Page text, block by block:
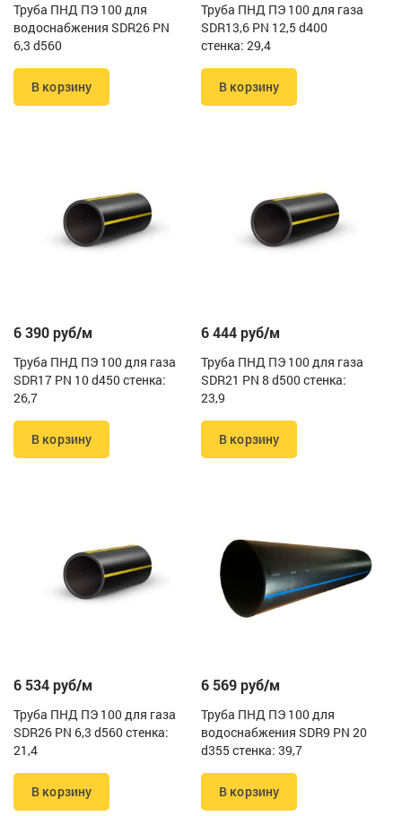
Труба ПНД ПЭ 100 для
водоснабжения SDR26 PN
6,3 d560
В корзину
Труба ПНД ПЭ 100 для газа
SDR13,6 PN 12,5 d400
стенка: 29,4
В корзину
6 390 руб/м
Труба ПНД ПЭ 100 для газа
SDR17 PN 10 d450 стенка:
26,7
В корзину
6 444 руб/м
Труба ПНД ПЭ 100 для газа
SDR21 PN 8 d500 стенка:
23,9
В корзину
6 534 руб/м
Труба ПНД ПЭ 100 для газа
SDR26 PN 6,3 d560 стенка:
21,4
В корзину
6 569 руб/м
Труба ПНД ПЭ 100 для
водоснабжения SDR9 PN 20
d355 стенка: 39,7
В корзину